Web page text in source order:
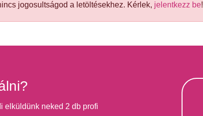
jogosultságod a letöltésekhez. Kérlek, jelentkezz be!
elküldünk neked 2 db profi